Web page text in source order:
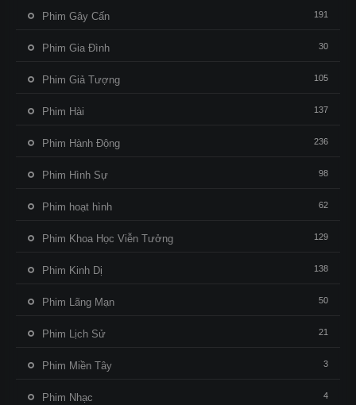
Phim Gây Cấn 191
Phim Gia Đình 30
Phim Giả Tượng 105
Phim Hài 137
Phim Hành Động 236
Phim Hình Sự 98
Phim hoạt hình 62
Phim Khoa Học Viễn Tưởng 129
Phim Kinh Dị 138
Phim Lãng Mạn 50
Phim Lịch Sử 21
Phim Miền Tây 3
Phim Nhạc 4